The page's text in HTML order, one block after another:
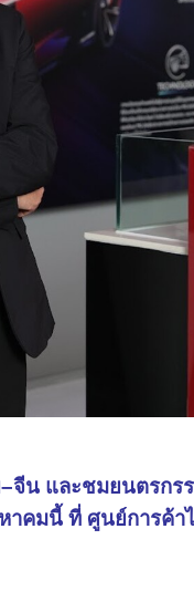
น และชมยนตรกร
คมนี้ ที่ ศูนย์การค้